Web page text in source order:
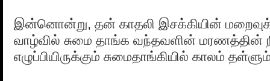
இன்னொன்று, தன் காதலி இசக்கியின்
வாழ்வில் சுமை தாங்க வந்தவளின் மரணத்தின்
எழுப்பியிருக்கும் சுமைதாங்கியில் காலம்